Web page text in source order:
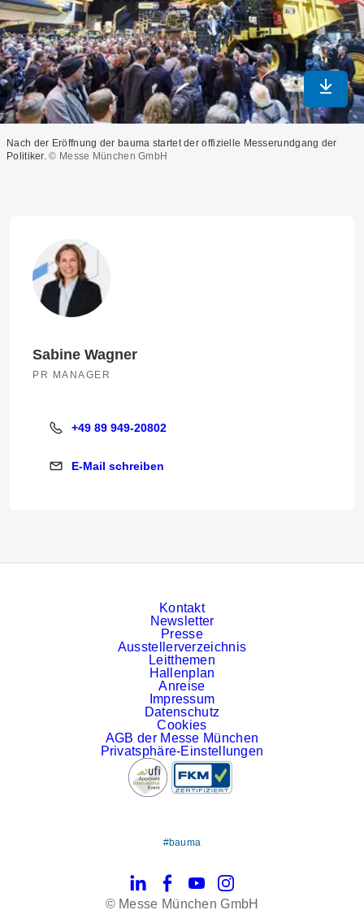
In
Nach der Eröffnung der bauma startet der offizielle Messerundgang der
Politiker. © Messe München GmbH
Sabine Wagner
PR MANAGER
+49 89 949-20802
+49 89 949-20802
E-Mail schreiben
E-Mail schreiben
Kontakt
Newsletter
Presse
Ausstellerverzeichnis
Leitthemen
Hallenplan
Anreise
Impressum
Datenschutz
Cookies
AGB der Messe München
Privatsphäre-Einstellungen
#bauma
LinkedInFacebookYouTubeInstagram
© Messe München GmbH